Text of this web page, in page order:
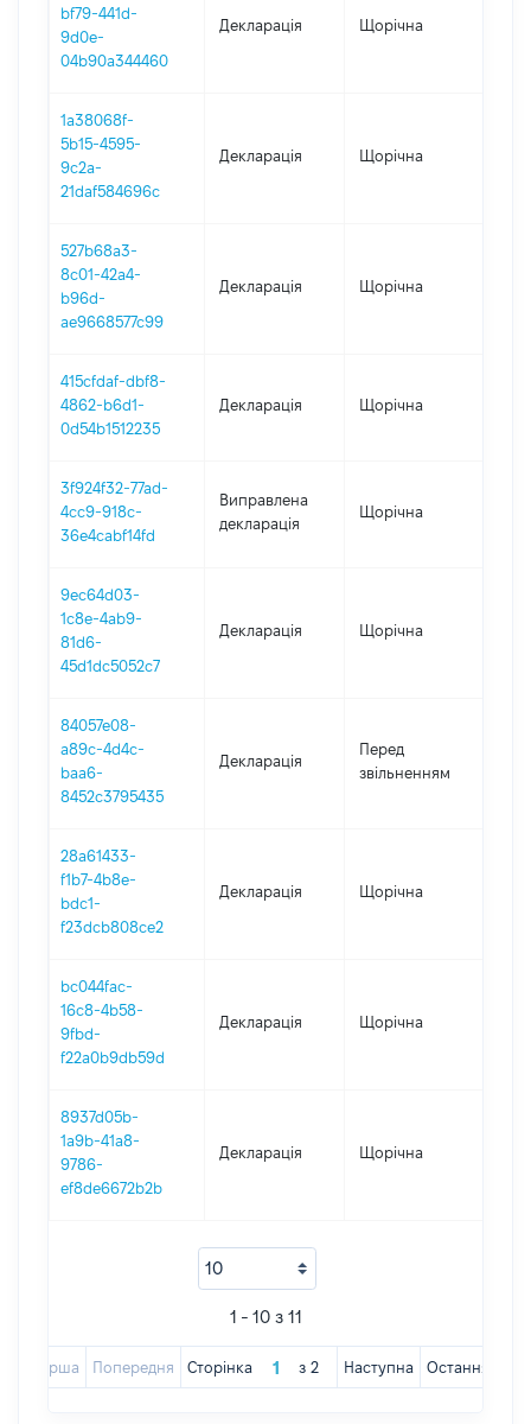
bf79-441d-
9d0e-
04b90a344460
Декларація Щорічна
1a38068f-
5b15-4595-
9c2a-
21daf584696c
Декларація Щорічна
527b68a3-
8c01-42a4-
b96d-
ae9668577c99
Декларація Щорічна
415cfdaf-dbf8-
4862-b6d1-
0d54b1512235
Декларація Щорічна
3f924f32-77ad-
4cc9-918c-
36e4cabf14fd
Виправлена
декларація
Щорічна
9ec64d03-
1c8e-4ab9-
81d6-
45d1dc5052c7
Декларація Щорічна
84057e08-
a89c-4d4c-
baa6-
8452c3795435
Декларація
Перед
звільненням
28a61433-
f1b7-4b8e-
bdc1-
f23dcb808ce2
Декларація Щорічна
bc044fac-
16c8-4b58-
9fbd-
f22a0b9db59d
Декларація Щорічна
8937d05b-
1a9b-41a8-
9786-
ef8de6672b2b
Декларація Щорічна
1 - 10 з 11
Перша Попередня Сторінка з 2 Наступна Остання